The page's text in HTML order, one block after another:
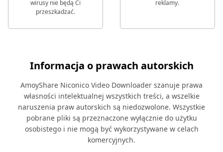
wirusy nie będą Ci
przeszkadzać.
reklamy.
Informacja o prawach autorskich
AmoyShare Niconico Video Downloader szanuje prawa
własności intelektualnej wszystkich treści, a wszelkie
naruszenia praw autorskich są niedozwolone. Wszystkie
pobrane pliki są przeznaczone wyłącznie do użytku
osobistego i nie mogą być wykorzystywane w celach
komercyjnych.